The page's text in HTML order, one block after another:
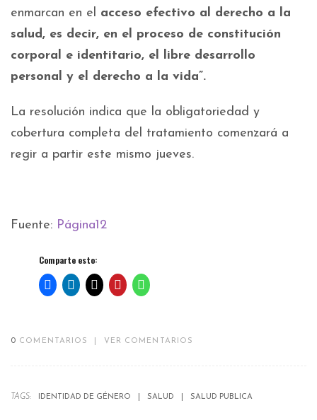
enmarcan en el acceso efectivo al derecho a la
salud, es decir, en el proceso de constitución
corporal e identitario, el libre desarrollo
personal y el derecho a la vida”.
La resolución indica que la obligatoriedad y
cobertura completa del tratamiento comenzará a
regir a partir este mismo jueves.
Fuente: Página12
Comparte esto:
0 COMENTARIOS VER COMENTARIOS
TAGS: IDENTIDAD DE GÉNERO SALUD SALUD PUBLICA